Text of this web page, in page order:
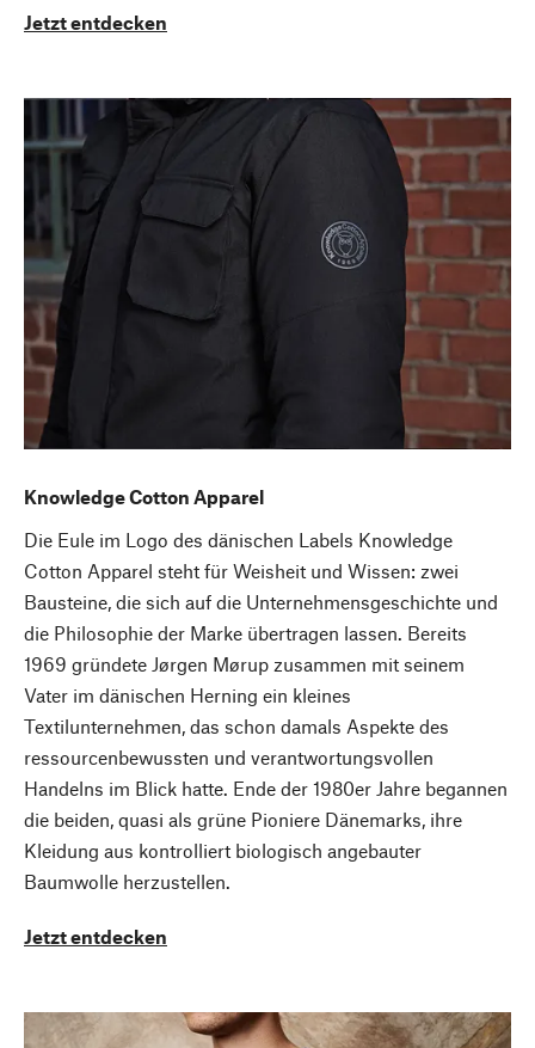
Jetzt entdecken
Knowledge Cotton Apparel
Die Eule im Logo des dänischen Labels Knowledge
Cotton Apparel steht für Weisheit und Wissen: zwei
Bausteine, die sich auf die Unternehmensgeschichte und
die Philosophie der Marke übertragen lassen. Bereits
1969 gründete Jørgen Mørup zusammen mit seinem
Vater im dänischen Herning ein kleines
Textilunternehmen, das schon damals Aspekte des
ressourcenbewussten und verantwortungsvollen
Handelns im Blick hatte. Ende der 1980er Jahre begannen
die beiden, quasi als grüne Pioniere Dänemarks, ihre
Kleidung aus kontrolliert biologisch angebauter
Baumwolle herzustellen.
Jetzt entdecken